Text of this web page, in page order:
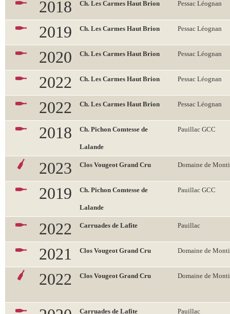
2018 Ch. Les Carmes Haut Brion Pessac Léognan
2019 Ch. Les Carmes Haut Brion Pessac Léognan
2020 Ch. Les Carmes Haut Brion Pessac Léognan
2022 Ch. Les Carmes Haut Brion Pessac Léognan
2022 Ch. Les Carmes Haut Brion Pessac Léognan
2018 Ch. Pichon Comtesse de
Lalande
Pauillac GCC
2023 Clos Vougeot Grand Cru Domaine de
2019 Ch. Pichon Comtesse de
Lalande
Pauillac GCC
2022 Carruades de Lafite Pauillac
2021 Clos Vougeot Grand Cru Domaine de
2022 Clos Vougeot Grand Cru Domaine de
Carruades de Lafite Pauillac